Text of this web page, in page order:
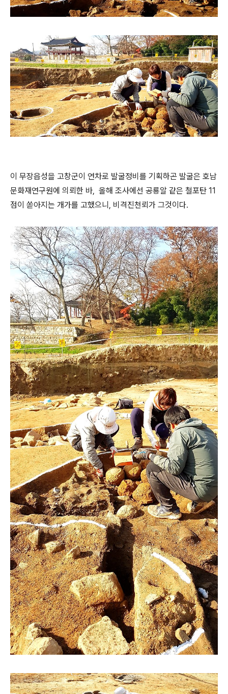
이 무장읍성을 고창군이 연차로 발굴정비를 기획하곤 발굴은 호남
문화재연구원에 의뢰한 바, 올해 조사에선 공룡알 같은 철포탄 11
점이 쏟아지는 개가를 고했으니, 비격진천뢰가 그것이다.